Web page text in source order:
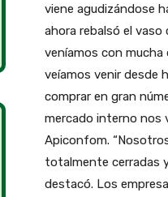
viene agudizándose
ahora rebalsó el
veníamos con mucha
veíamos venir desde
comprar en gran
mercado interno nos
Apiconfom.
totalmente cerradas
destacó. Los